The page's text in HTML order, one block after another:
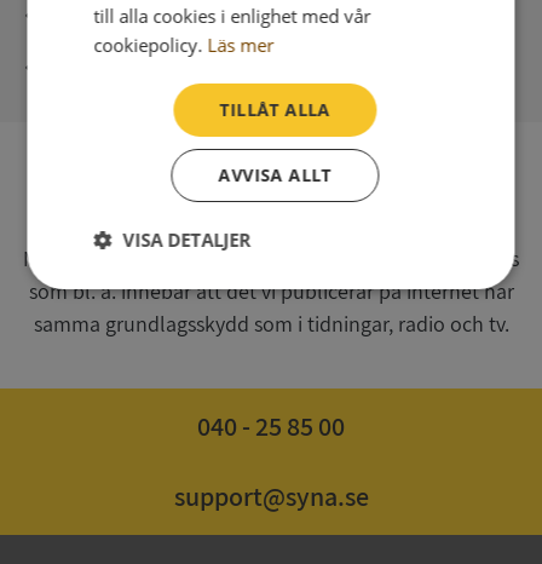
Direkt digital leverans
Syna har för webbplatsen www.syna.se ett av
Myndigheten för press, radio och tv s.k. utgivningsbevis
som bl. a. innebär att det vi publicerar på internet har
samma grundlagsskydd som i tidningar, radio och tv.
040 - 25 85 00
support@syna.se
till alla cookies i enlighet med vår
cookiepolicy. Läs mer
TILLÅT ALLA
AVVISA ALLT
VISA DETALJER
Strikt
nödvändigt
Prestanda Inriktning